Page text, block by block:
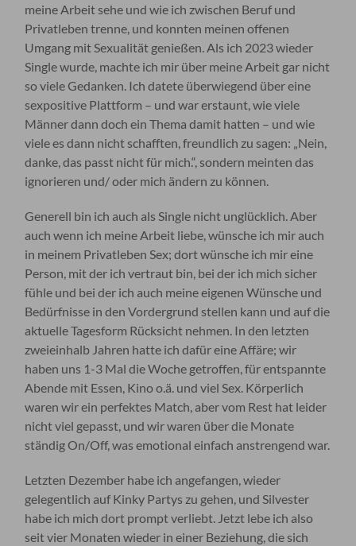
meine Arbeit sehe und wie ich zwischen Beruf und
Privatleben trenne, und konnten meinen offenen
Umgang mit Sexualität genießen. Als ich 2023 wieder
Single wurde, machte ich mir über meine Arbeit gar nicht
so viele Gedanken. Ich datete überwiegend über eine
sexpositive Plattform – und war erstaunt, wie viele
Männer dann doch ein Thema damit hatten – und wie
viele es dann nicht schafften, freundlich zu sagen: „Nein,
danke, das passt nicht für mich.“, sondern meinten das
ignorieren und/ oder mich ändern zu können.
Generell bin ich auch als Single nicht unglücklich. Aber
auch wenn ich meine Arbeit liebe, wünsche ich mir auch
in meinem Privatleben Sex; dort wünsche ich mir eine
Person, mit der ich vertraut bin, bei der ich mich sicher
fühle und bei der ich auch meine eigenen Wünsche und
Bedürfnisse in den Vordergrund stellen kann und auf die
aktuelle Tagesform Rücksicht nehmen. In den letzten
zweieinhalb Jahren hatte ich dafür eine Affäre; wir
haben uns 1-3 Mal die Woche getroffen, für entspannte
Abende mit Essen, Kino o.ä. und viel Sex. Körperlich
waren wir ein perfektes Match, aber vom Rest hat leider
nicht viel gepasst, und wir waren über die Monate
ständig On/Off, was emotional einfach anstrengend war.
Letzten Dezember habe ich angefangen, wieder
gelegentlich auf Kinky Partys zu gehen, und Silvester
habe ich mich dort prompt verliebt. Jetzt lebe ich also
seit vier Monaten wieder in einer Beziehung, die sich